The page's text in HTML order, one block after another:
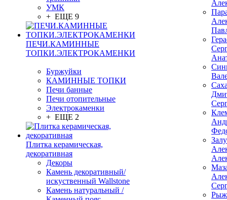
УМК
+ ЕЩЕ 9
ПЕЧИ.КАМИННЫЕ
ТОПКИ.ЭЛЕКТРОКАМЕНКИ
Буржуйки
КАМИННЫЕ ТОПКИ
Печи банные
Печи отопительные
Электрокаменки
+ ЕЩЕ 2
Плитка керамическая,
декоративная
Декоры
Камень декоративный/
искуственный Wallstone
Камень натуральный /